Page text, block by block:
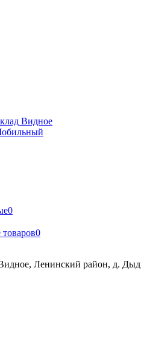
Видное
0
0
Ленинский район, д.